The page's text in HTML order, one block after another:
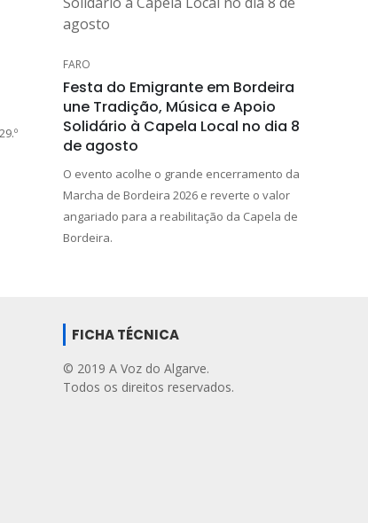
FARO
Festa do Emigrante em Bordeira
une Tradição, Música e Apoio
Solidário à Capela Local no dia 8
de agosto
O evento acolhe o grande encerramento da
Marcha de Bordeira 2026 e reverte o valor
angariado para a reabilitação da Capela de
Bordeira.
FICHA TÉCNICA
© 2019 A Voz do Algarve.
Todos os direitos reservados.